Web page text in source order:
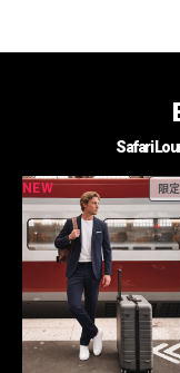
Safari
NEW 限定